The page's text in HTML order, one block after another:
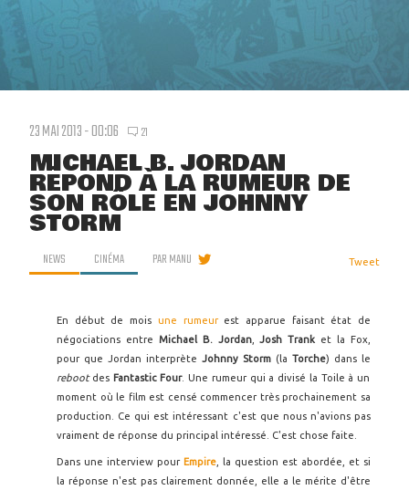
23 MAI 2013 - 00:06 21
MICHAEL B. JORDAN
RÉPOND À LA RUMEUR DE
SON RÔLE EN JOHNNY
STORM
NEWS CINÉMA PARMANU Tweet
En début de mois une rumeurest apparue faisant état de
négociations entre Michael B. Jordan,Josh Trank et la Fox,
pour que Jordan interprète Johnny Storm (la Torche) dans le
rebootdes Fantastic Four. Une rumeur qui a divisé la Toile à un
moment où le film est censé commencer très prochainement sa
production. Ce qui est intéressant c'est que nous n'avions pas
vraiment de réponse du principal intéressé. C'est chose faite.
Dans une interview pour Empire , la question est abordée, et si
la réponse n'est pas clairement donnée, elle a le mérite d'être